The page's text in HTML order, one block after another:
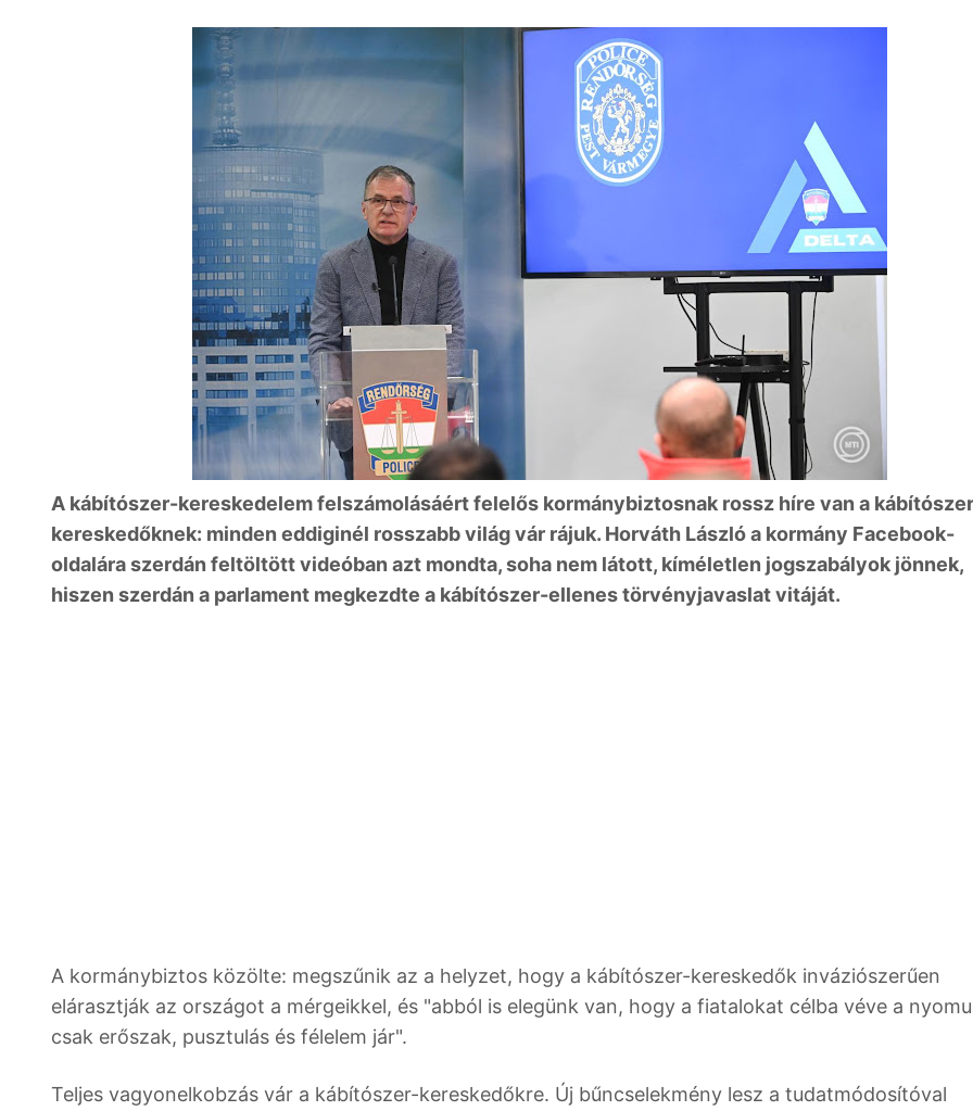
A kábítószer-kereskedelem felszámolásáért felelős kormánybiztosnak rossz híre van a
kereskedőknek: minden eddiginél rosszabb világ vár rájuk. Horváth László a kormány Facebook-
oldalára szerdán feltöltött videóban azt mondta, soha nem látott, kíméletlen jogszabályok jönnek,
hiszen szerdán a parlament megkezdte a kábítószer-ellenes törvényjavaslat vitáját.
A kormánybiztos közölte: megszűnik az a helyzet, hogy a kábítószer-kereskedők inváziószerűen
elárasztják az országot a mérgeikkel, és "abból is elegünk van, hogy a fiatalokat célba véve a
csak erőszak, pusztulás és félelem jár".
Teljes vagyonelkobzás vár a kábítószer-kereskedőkre. Új bűncselekmény lesz a tudatmódosítóval